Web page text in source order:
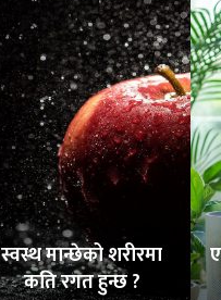
स्वस्थ मान्छेको शरीरमा
कति रगत हुन्छ ?